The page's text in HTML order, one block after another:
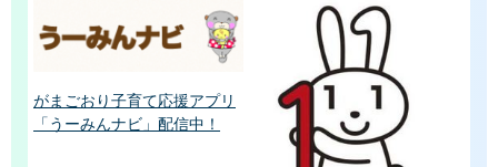
がまごおり子育て応援アプリ
「うーみんナビ」配信中！